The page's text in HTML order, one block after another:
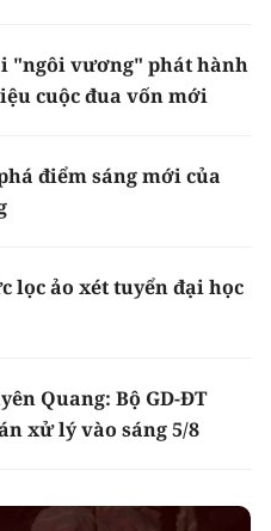
"ngôi vương" phát hành
cuộc đua vốn mới
điểm sáng mới của
lọc ảo xét tuyển đại học
Quang: Bộ GD-ĐT
xử lý vào sáng 5/8